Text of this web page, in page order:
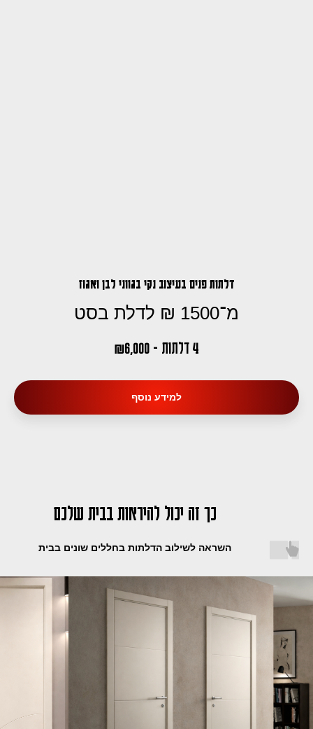
דלתות פנים בעיצוב נקי בגווני לבן ואגוז
מ־1500 ₪ לדלת בסט
₪ 4 דלתות - 6,000
למידע נוסף
כך זה יכול להיראות בבית שלכם
השראה לשילוב הדלתות בחללים שונים בבית